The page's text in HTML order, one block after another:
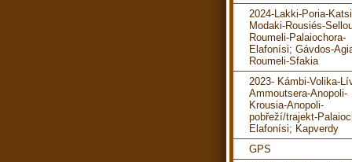
2024-Lakki-Poria-
Modaki-Rousiés-
Roumeli-Palaiochora-
Elafonísi; Gávdos-
Roumeli-Sfakia
2023- Kámbi-Volika-
Ammoutsera-Anopoli-
Krousia-Anopoli-
pobřeží/trajekt-
Elafonísi; Kapverdy
GPS